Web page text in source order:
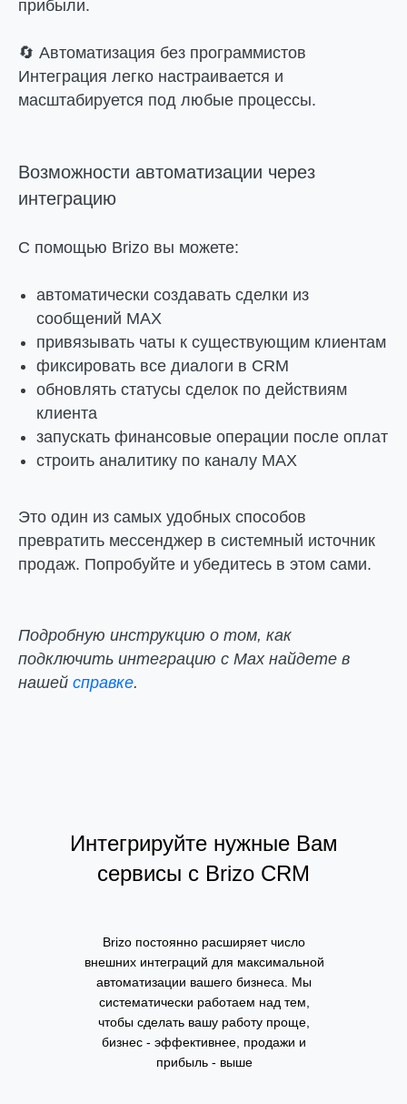
прибыли.
🔄 Автоматизация без программистов
Интеграция легко настраивается и
масштабируется под любые процессы.
Возможности автоматизации через
интеграцию
С помощью Brizo вы можете:
автоматически создавать сделки из
сообщений MAX
привязывать чаты к существующим клиентам
фиксировать все диалоги в CRM
обновлять статусы сделок по действиям
клиента
запускать финансовые операции после оплат
строить аналитику по каналу MAX
Это один из самых удобных способов
превратить мессенджер в системный источник
продаж. Попробуйте и убедитесь в этом сами.
Подробную инструкцию о том, как
подключить интеграцию с Max найдете в
нашей справке.
Интегрируйте нужные Вам
сервисы с Brizo CRM
Brizo постоянно расширяет число
внешних интеграций для максимальной
автоматизации вашего бизнеса. Мы
систематически работаем над тем,
чтобы сделать вашу работу проще,
бизнес - эффективнее, продажи и
прибыль - выше